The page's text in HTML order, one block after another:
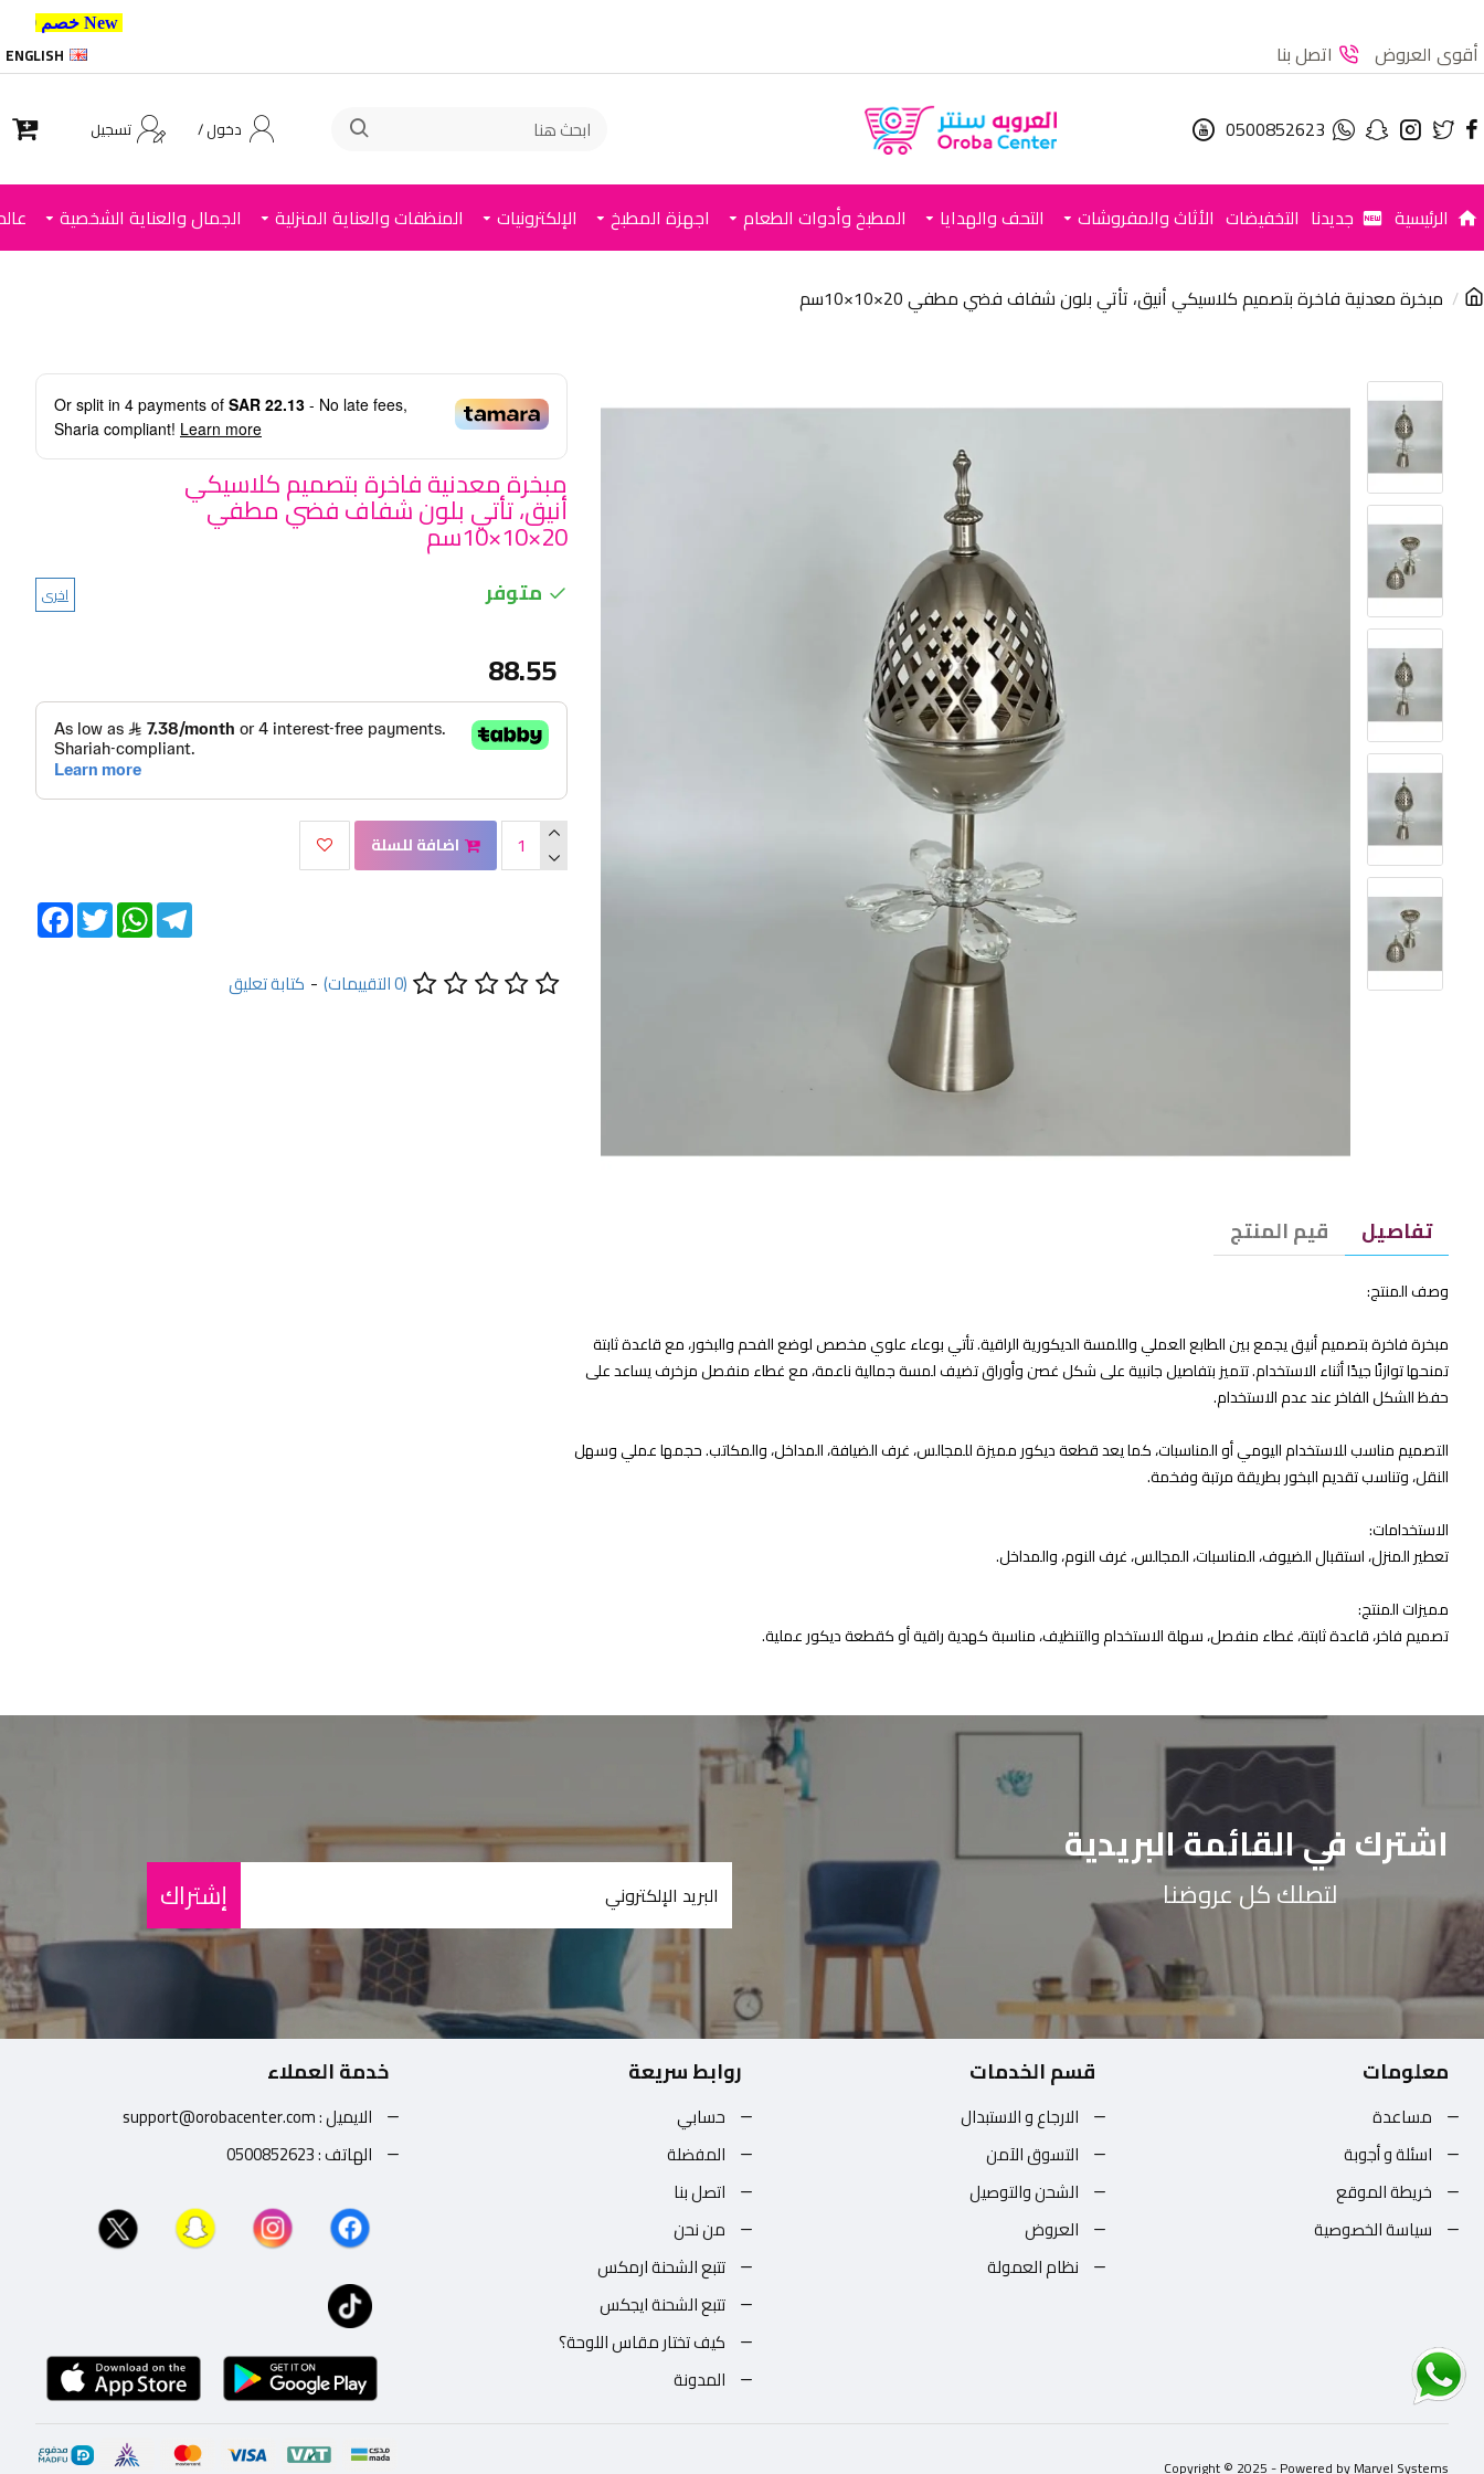
أقوى العروض اتصل بنا ENGLISH
0500852623 دخول / تسجيل
الرئيسية جديدنا التخفيضات الأثاث والمفروشات التحف والهدايا المطبخ وأدوات الطعام اجهزة المطبخ الإلكترونيات المنظفات والعناية المنزلية الجمال والعناية الشخصية
مبخرة معدنية فاخرة بتصميم كلاسيكي أنيق، تأتي بلون شفاف فضي مطفي 20×10×10سم
Or split in 4 payments of SAR 22.13 - No late fees,
Sharia compliant! Learn more
مبخرة معدنية فاخرة بتصميم كلاسيكي
أنيق، تأتي بلون شفاف فضي مطفي
20×10×10سم
متوفر اخرى
(0 التقييمات) - كتابة تعليق
88.55
اضافة للسلة
FacebookTwitter
WhatsAppTelegram
تفاصيل قيم المنتج
وصف المنتج:
مبخرة فاخرة بتصميم أنيق يجمع بين الطابع العملي واللمسة الديكورية الراقية. تأتي بوعاء علوي مخصص لوضع الفحم والبخور، مع قاعدة ثابتة
تمنحها توازنًا جيدًا أثناء الاستخدام. تتميز بتفاصيل جانبية على شكل غصن وأوراق تضيف لمسة جمالية ناعمة، مع غطاء منفصل مزخرف يساعد على
حفظ الشكل الفاخر عند عدم الاستخدام.
التصميم مناسب للاستخدام اليومي أو المناسبات، كما يعد قطعة ديكور مميزة للمجالس، غرف الضيافة، المداخل، والمكاتب. حجمها عملي وسهل
النقل، وتناسب تقديم البخور بطريقة مرتبة وفخمة.
الاستخدامات:
تعطير المنزل، استقبال الضيوف، المناسبات، المجالس، غرف النوم، والمداخل.
مميزات المنتج:
تصميم فاخر، قاعدة ثابتة، غطاء منفصل، سهلة الاستخدام والتنظيف، مناسبة كهدية راقية أو كقطعة ديكور عملية.
اشترك في القائمة البريدية
لتصلك كل عروضنا إشتراك
معلومات
مساعدة
اسئلة و أجوبة
خريطة الموقع
سياسة الخصوصية
قسم الخدمات
الارجاع و الاستبدال
التسوق الآمن
الشحن والتوصيل
العروض
نظام العمولة
روابط سريعة
حسابي
المفضلة
اتصل بنا
من نحن
تتبع الشحنة ارمكس
تتبع الشحنة ايجكس
كيف تختار مقاس اللوحة؟
المدونة
خدمة العملاء
الايميل : support@orobacenter.com
الهاتف : 0500852623
Copyright © 2025 - Powered by Marvel Systems